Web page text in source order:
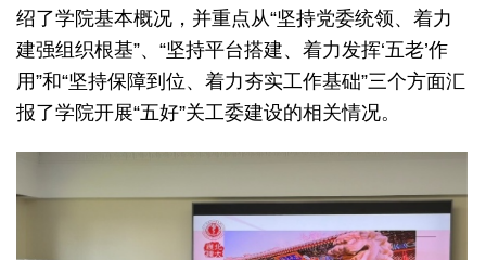
绍了学院基本概况，并重点从“坚持党委统领、着力
建强组织根基”、“坚持平台搭建、着力发挥‘五老’作
用”和“坚持保障到位、着力夯实工作基础”三个方面汇
报了学院开展“五好”关工委建设的相关情况。